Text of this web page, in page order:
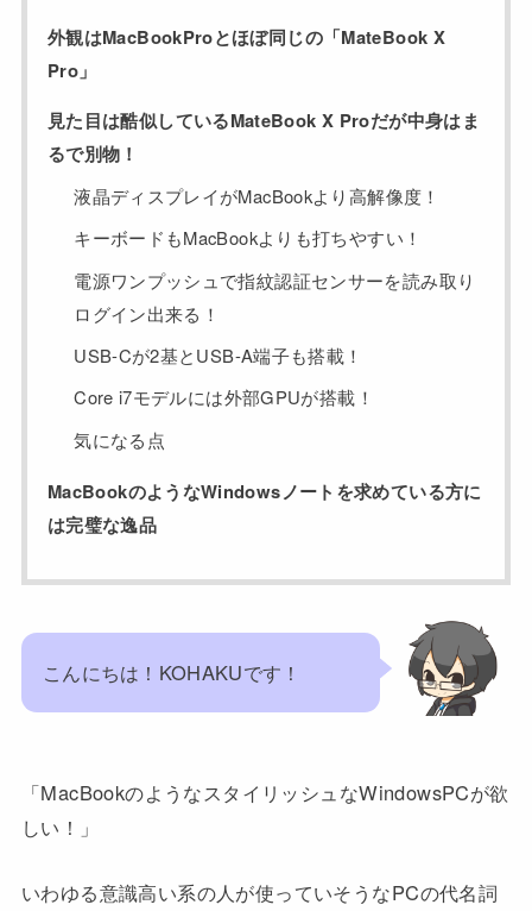
外観はMacBookProとほぼ同じの「MateBook X
Pro」
見た目は酷似しているMateBook X Proだが中身はま
るで別物！
液晶ディスプレイがMacBookより高解像度！
キーボードもMacBookよりも打ちやすい！
電源ワンプッシュで指紋認証センサーを読み取り
ログイン出来る！
USB-Cが2基とUSB-A端子も搭載！
Core i7モデルには外部GPUが搭載！
気になる点
MacBookのようなWindowsノートを求めている方に
は完璧な逸品
こんにちは！KOHAKUです！
「MacBookのようなスタイリッシュなWindowsPCが欲
しい！」
いわゆる意識高い系の人が使っていそうなPCの代名詞